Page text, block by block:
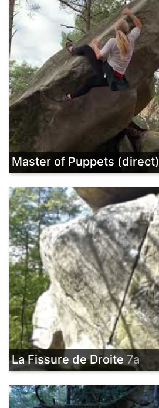
Master of Puppets (direct)
La Fissure de Droite 7a